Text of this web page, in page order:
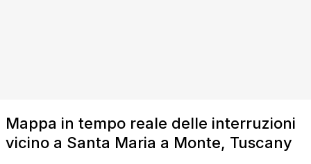
Mappa in tempo reale delle interruzioni
vicino a Santa Maria a Monte, Tuscany